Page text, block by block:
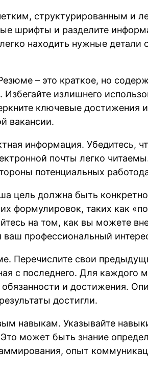
структурированным и
шрифты и разделите
находить нужные детали
– это краткое, но
излишнего
ключевые достижения
вакансии.
информация. Убедитесь,
почты легко
потенциальных
цель должна быть
формулировок, таких как
на том, как вы можете
профессиональный
Перечислите свои
с последнего. Для каждого
и достижения.
достигли.
навыкам. Указывайте
может быть знание
опыт
BREAKING NEWS ///